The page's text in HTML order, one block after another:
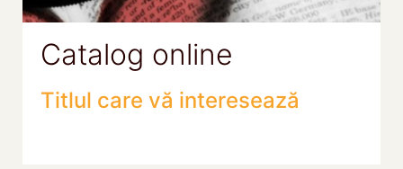
Catalog online
Titlul care vă interesează